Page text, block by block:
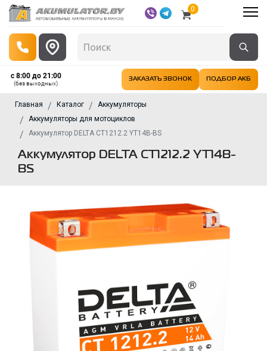
0
с 8:00 до 21:00
(без выходных)
ЗАКАЗАТЬ ЗВОНОК ПОДБОР АКБ
Главная Каталог
Аккумуляторы
Аккумуляторы для мотоциклов
Аккумулятор DELTA CT1212.2 YT14B-BS
Аккумулятор DELTA CT1212.2 YT14B-
BS